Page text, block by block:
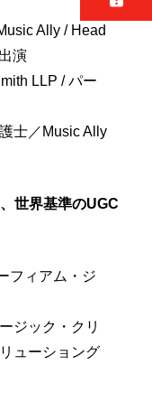
Ally / Head
演
LLP / パー
士／Music Ally
世界基準のUGC
フィアム・ジ
ジック・クリ
ューショング